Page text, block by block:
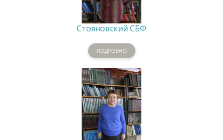
Стояновский СБФ
ПОДРОБНО